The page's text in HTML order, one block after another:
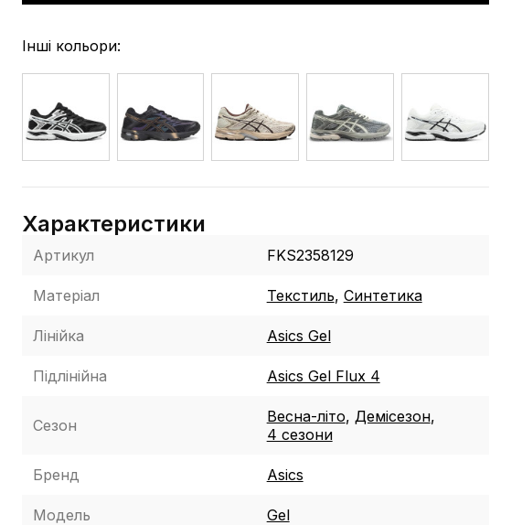
Інші кольори:
Характеристики
Артикул FKS2358129
Матеріал Текстиль, Синтетика
Лінійка Asics Gel
Підлінійна Asics Gel Flux 4
Сезон Весна-літо, Демісезон,
4 сезони
Бренд Asics
Модель Gel